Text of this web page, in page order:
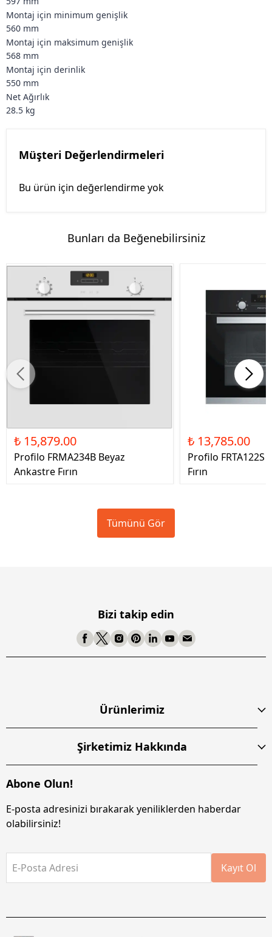
Montaj için minimum genişlik
560 mm
Montaj için maksimum genişlik
568 mm
Montaj için derinlik
550 mm
Net Ağırlık
28.5 kg
Müşteri Değerlendirmeleri
Bu ürün için değerlendirme yok
Bunları da Beğenebilirsiniz
₺ 15,879.00
Profilo FRMA234B Beyaz
Ankastre Fırın
₺ 13,785.00
Profilo FRTA122S
Fırın
Tümünü Gör
Bizi takip edin
Ürünlerimiz
Şirketimiz Hakkında
Abone Olun!
E-posta adresinizi bırakarak yeniliklerden haberdar
olabilirsiniz!
E-Posta Adresi Kayıt Ol